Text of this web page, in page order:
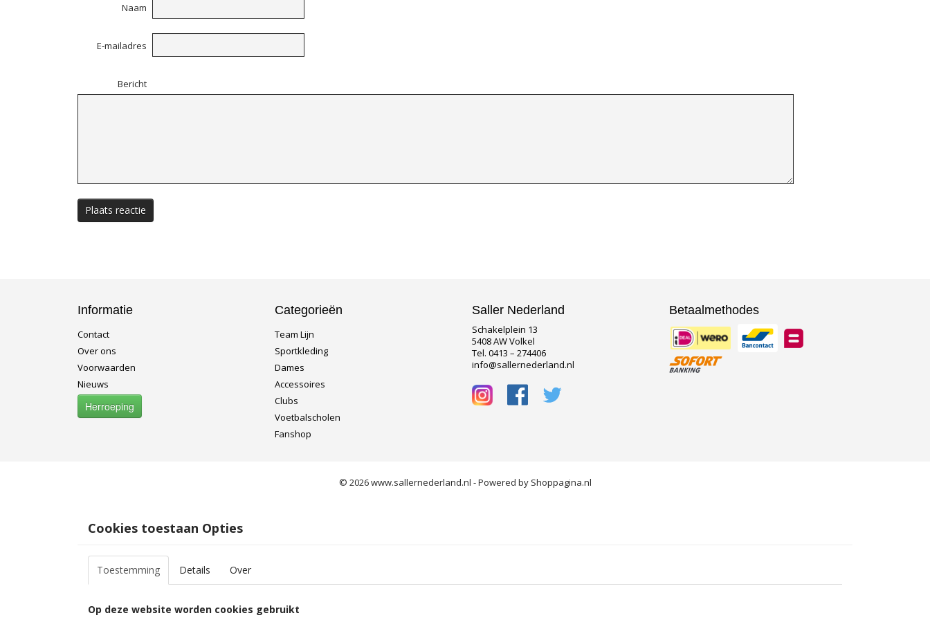
Naam
E-mailadres
Bericht
Plaats reactie
Informatie
Contact
Over ons
Voorwaarden
Nieuws
Herroeping
Categorieën
Team Lijn
Sportkleding
Dames
Accessoires
Clubs
Voetbalscholen
Fanshop
Saller Nederland
Schakelplein 13
5408 AW Volkel
Tel. 0413 – 274406
info@sallernederland.nl
Betaalmethodes
© 2026 www.sallernederland.nl - Powered by Shoppagina.nl
Cookies toestaan Opties
Toestemming Details Over
Op deze website worden cookies gebruikt